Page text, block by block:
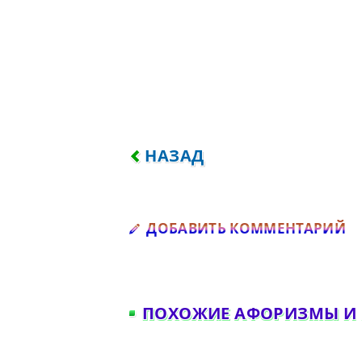
ПРЕДЫДУЩИЙ: СКОЛЬ
НАЗАД
ДОБАВИТЬ КОММЕНТАРИЙ
ПОХОЖИЕ АФОРИЗМЫ И